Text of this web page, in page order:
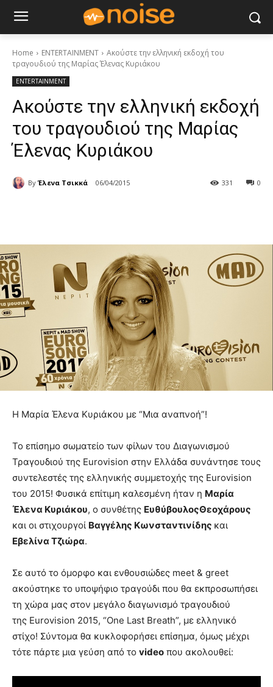
Home ENTERTAINMENT
Aκούστε την ελληνική εκδοχή του
τραγουδιού της Μαρίας Έλενας Κυριάκου
ENTERTAINMENT
Aκούστε την ελληνική εκδοχή
του τραγουδιού της Μαρίας
Έλενας Κυριάκου
By Έλενα Τσικκά 06/04/2015 0
331
Η Μαρία Έλενα Κυριάκου με “Μια αναπνοή”!
Το επίσημο σωματείο των φίλων του Διαγωνισμού
Τραγουδιού της Eurovision στην Ελλάδα συνάντησε τους
συντελεστές της ελληνικής συμμετοχής της Eurovision
του 2015! Φυσικά επίτιμη καλεσμένη ήταν η Μαρία
Έλενα Κυριάκου, ο συνθέτης ΕυθύβουλοςΘεοχάρους
και οι στιχουργοί Βαγγέλης Κωνσταντινίδης και
Εβελίνα Τζιώρα.
Σε αυτό το όμορφο και ενθουσιώδες meet & greet
ακούστηκε το υποψήφιο τραγούδι που θα εκπροσωπήσει
τη χώρα μας στον μεγάλο διαγωνισμό τραγουδιού
της Eurovision 2015, “One Last Breath”, με ελληνικό
στίχο! Σύντομα θα κυκλοφορήσει επίσημα, όμως μέχρι
τότε πάρτε μια γεύση από το video που ακολουθεί: